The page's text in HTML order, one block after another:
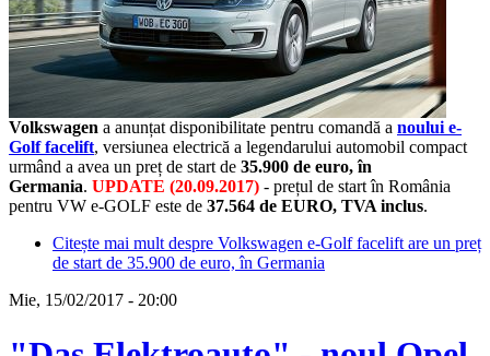
Volkswagen a anunțat disponibilitate pentru comandă a noului e-
Golf facelift, versiunea electrică a legendarului automobil compact
urmând a avea un preț de start de 35.900 de euro, în
Germania. UPDATE (20.09.2017) - prețul de start în România
pentru VW e-GOLF este de 37.564 de EURO, TVA inclus.
Citește mai mult despre Volkswagen e-Golf facelift are un preț
de start de 35.900 de euro, în Germania
Mie, 15/02/2017 - 20:00